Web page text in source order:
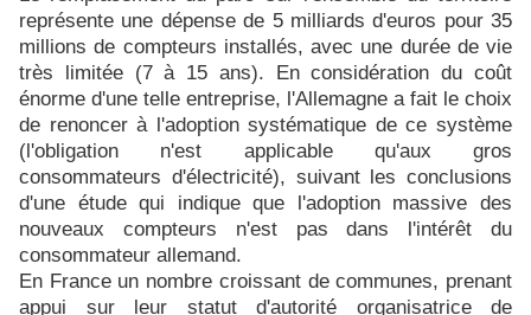
représente une dépense de 5 milliards d'euros pour 35
millions de compteurs installés, avec une durée de vie
très limitée (7 à 15 ans). En considération du coût
énorme d'une telle entreprise, l'Allemagne a fait le choix
de renoncer à l'adoption systématique de ce système
(l'obligation n'est applicable qu'aux gros
consommateurs d'électricité), suivant les conclusions
d'une étude qui indique que l'adoption massive des
nouveaux compteurs n'est pas dans l'intérêt du
consommateur allemand.
En France un nombre croissant de communes, prenant
appui sur leur statut d'autorité organisatrice de